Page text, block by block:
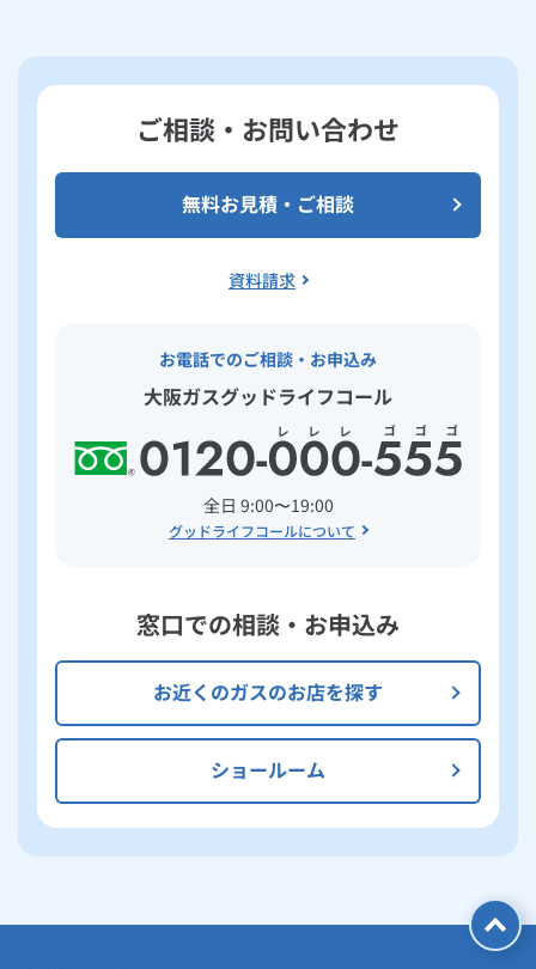
ご相談・お問い合わせ
無料お見積・ご相談
資料請求
お電話でのご相談・お申込み
大阪ガスグッドライフコール
全日 9:00〜19:00
グッドライフコールについて
窓口での相談・お申込み
お近くのガスのお店を探す
ショールーム